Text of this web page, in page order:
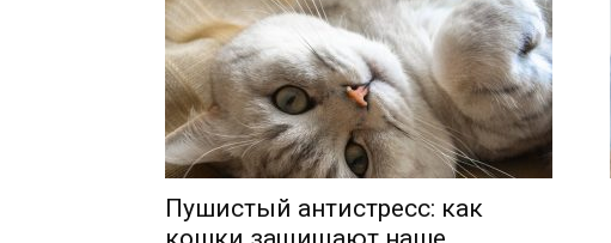
Пушистый антистресс: как